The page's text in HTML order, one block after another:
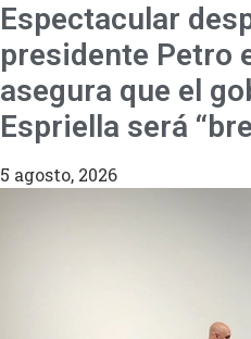
Espectacular
presidente Petro
asegura que el
Espriella será
5 agosto, 2026